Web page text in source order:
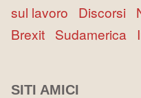
sul lavoro Discorsi
Brexit Sudamerica
SITI AMICI